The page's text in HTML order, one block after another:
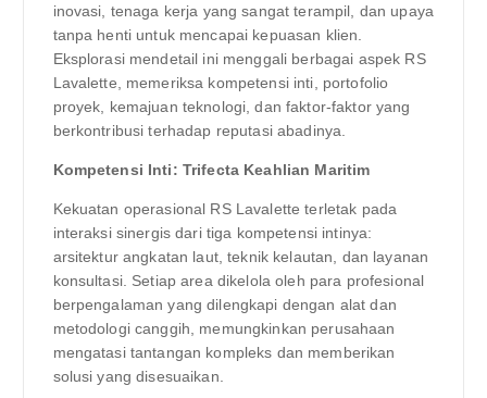
inovasi, tenaga kerja yang sangat terampil, dan upaya
tanpa henti untuk mencapai kepuasan klien.
Eksplorasi mendetail ini menggali berbagai aspek RS
Lavalette, memeriksa kompetensi inti, portofolio
proyek, kemajuan teknologi, dan faktor-faktor yang
berkontribusi terhadap reputasi abadinya.
Kompetensi Inti: Trifecta Keahlian Maritim
Kekuatan operasional RS Lavalette terletak pada
interaksi sinergis dari tiga kompetensi intinya:
arsitektur angkatan laut, teknik kelautan, dan layanan
konsultasi. Setiap area dikelola oleh para profesional
berpengalaman yang dilengkapi dengan alat dan
metodologi canggih, memungkinkan perusahaan
mengatasi tantangan kompleks dan memberikan
solusi yang disesuaikan.